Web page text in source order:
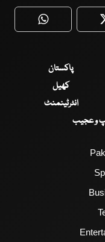
WhatsApp
پاکستان
کھیل
انٹرٹینمنٹ
و عجیب